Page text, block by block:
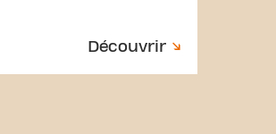
Découvrir